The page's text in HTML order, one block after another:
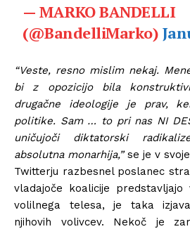
— MARKO BANDELLI
(@BandelliMarko)
“Veste, resno mislim nekaj.
bi z opozicijo bila
drugačne ideologije je prav,
politike. Sam … to pri nas NI
uničujoči diktatorski
absolutna monarhija,”se je v
Twitterju razbesnel poslanec
vladajoče koalicije predstavljajo
volilnega telesa, je taka
njihovih volivcev. Nekoč je